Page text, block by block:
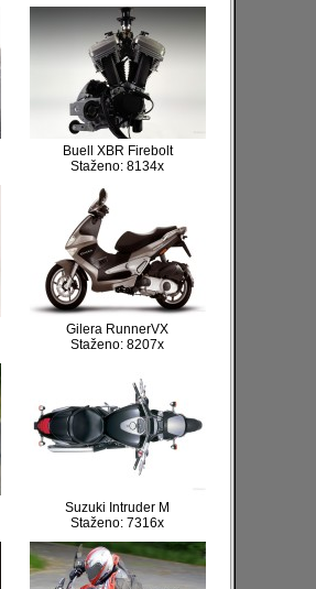
Buell XBR Firebolt
Staženo: 8134x
Gilera RunnerVX
Staženo: 8207x
Suzuki Intruder M
Staženo: 7316x